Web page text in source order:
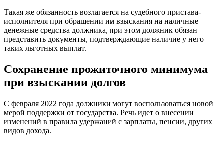
Такая же обязанность возлагается на судебного пристава-
исполнителя при обращении им взыскания на наличные
денежные средства должника, при этом должник обязан
представить документы, подтверждающие наличие у него
таких льготных выплат.
Сохранение прожиточного минимума
при взыскании долгов
С февраля 2022 года должники могут воспользоваться новой
мерой поддержки от государства. Речь идет о внесении
изменений в правила удержаний с зарплаты, пенсии, других
видов дохода.